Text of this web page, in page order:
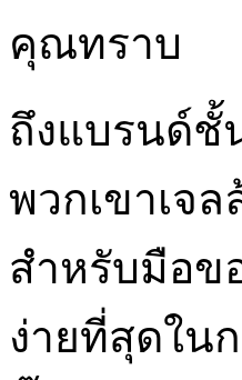
คุณทราบ
ถึงแบรนด์ชั้
พวกเขาเจ
สำหรับมือข
ง่ายที่สุดใน